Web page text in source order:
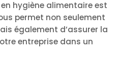
hygiène alimentaire est
permet non seulement
également d’assurer la
entreprise dans un